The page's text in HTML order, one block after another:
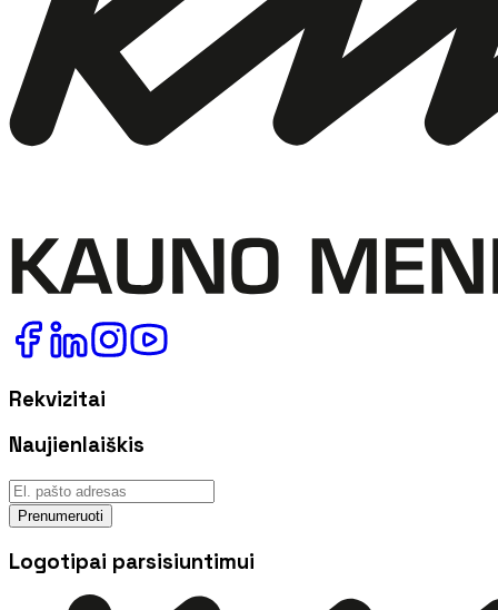
Rekvizitai
Naujienlaiškis
Prenumeruoti
Logotipai parsisiuntimui